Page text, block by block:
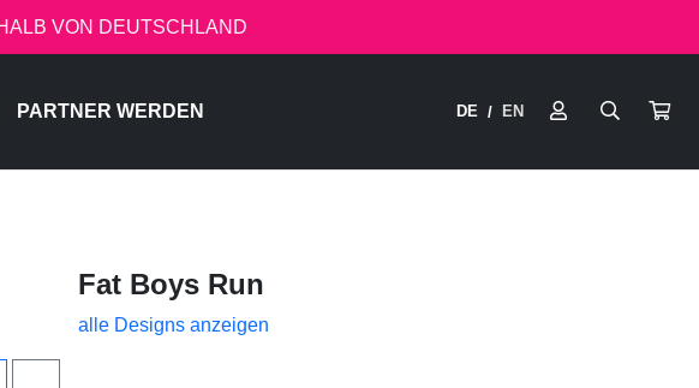
VON DEUTSCHLAND
PARTNER WERDEN DE / EN
Fat Boys Run
alle Designs anzeigen